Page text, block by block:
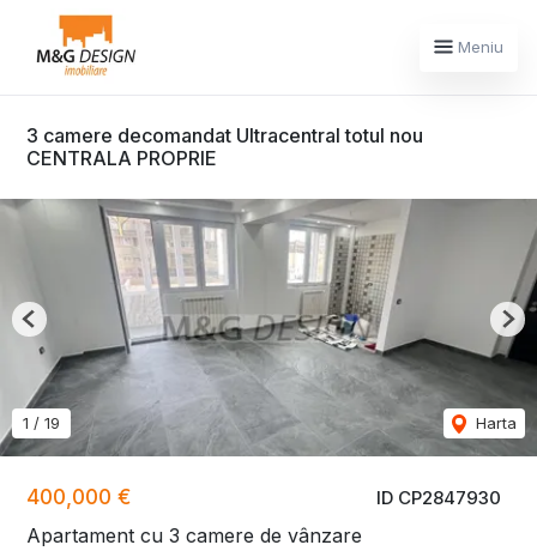
Meniu
3 camere decomandat Ultracentral totul nou
CENTRALA PROPRIE
ID CP2847930
400,000 €
Apartament cu 3 camere de vânzare
1 / 19 Harta
Previous